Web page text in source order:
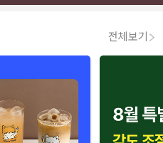
전체보기